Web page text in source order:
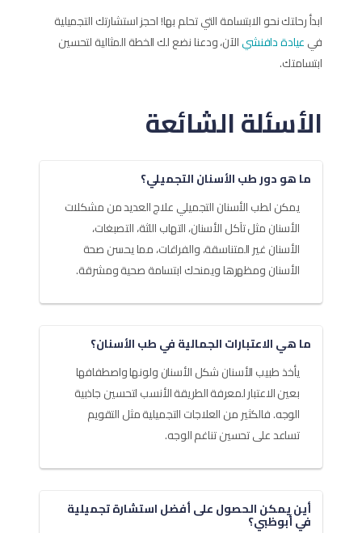
ابدأ رحلتك نحو الابتسامة التي تحلم بها! احجز استشارتك التجميلية
فيعيادة دافنشيالآن، ودعنا نضع لك الخطة المثالية لتحسين
ابتسامتك.
الأسئلة الشائعة
ما هو دور طب الأسنان التجميلي؟
يمكن لطب الأسنان التجميلي علاج العديد من مشكلات
الأسنان مثل تآكل الأسنان، التهاب اللثة، التصبغات،
الأسنان غير المتناسقة، والفراغات، مما يحسن صحة
الأسنان ومظهرها ويمنحك ابتسامة صحية ومشرقة.
ما هي الاعتبارات الجمالية في طب الأسنان؟
يأخذ طبيب الأسنان شكل الأسنان ولونها واصطفافها
بعين الاعتبار لمعرفة الطريقة الأنسب لتحسين جاذبية
الوجه. فالكثير من العلاجات التجميلية مثل التقويم
تساعد على تحسين تناغم الوجه.
أين يمكن الحصول على أفضل استشارة تجميلية
في أبوظبي؟